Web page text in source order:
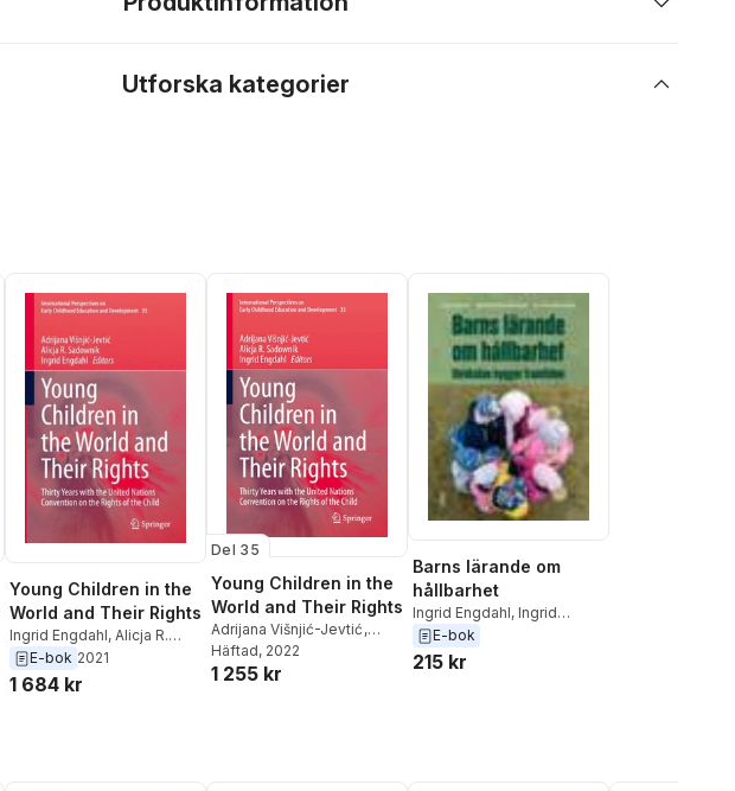
Utforska kategorier
Young Children in the
World and Their Rights
Ingrid Engdahl, Alicja R.
Sadownik ,Adrijana Visnjic-
Jevtic
E-bok 2021
1 684 kr
Del 35
Young Children in the
World and Their Rights
Adrijana Višnjić-Jevtić ,
Alicja R. Sadownik
Engdahl
Häftad, 2022
1 255 kr
Barns lärande om
hållbarhet
Ingrid Engdahl, Ingrid
Pramling Samuelsson
Ärlemalm-Hagsér
E-bok
215 kr